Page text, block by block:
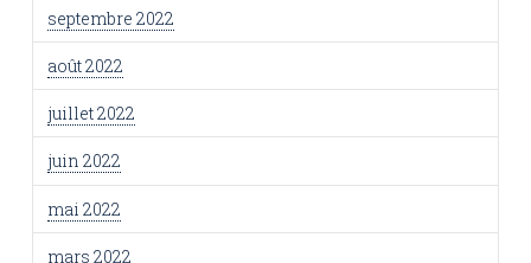
septembre 2022
août 2022
juillet 2022
juin 2022
mai 2022
mars 2022